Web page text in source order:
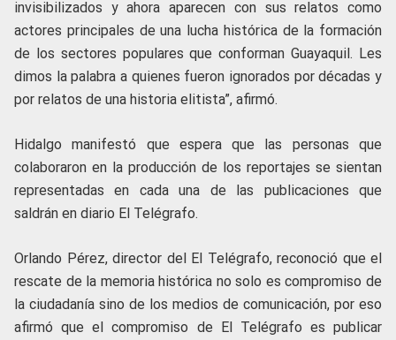
invisibilizados y ahora aparecen con sus relatos como
actores principales de una lucha histórica de la formación
de los sectores populares que conforman Guayaquil. Les
dimos la palabra a quienes fueron ignorados por décadas y
por relatos de una historia elitista”, afirmó.
Hidalgo manifestó que espera que las personas que
colaboraron en la producción de los reportajes se sientan
representadas en cada una de las publicaciones que
saldrán en diario El Telégrafo.
Orlando Pérez, director del El Telégrafo, reconoció que el
rescate de la memoria histórica no solo es compromiso de
la ciudadanía sino de los medios de comunicación, por eso
afirmó que el compromiso de El Telégrafo es publicar